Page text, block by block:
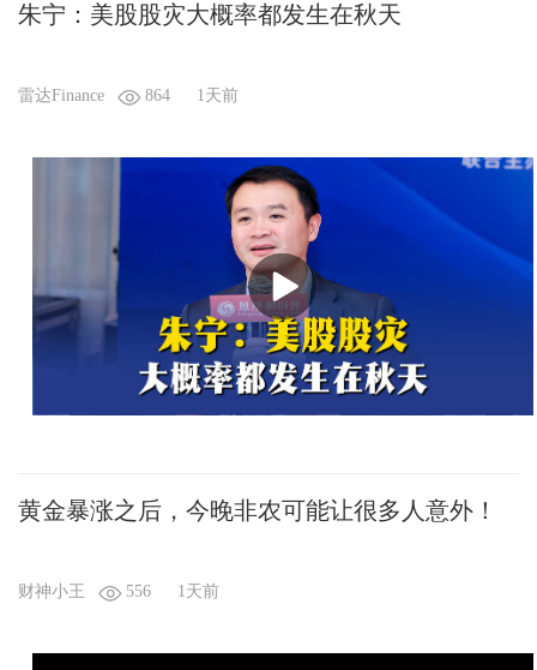
朱宁：美股股灾大概率都发生在秋天
雷达Finance 864 1天前
黄金暴涨之后，今晚非农可能让很多人意外！
财神小王 556 1天前